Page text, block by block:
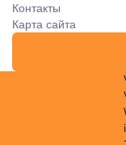
Контакты
Карта сайта